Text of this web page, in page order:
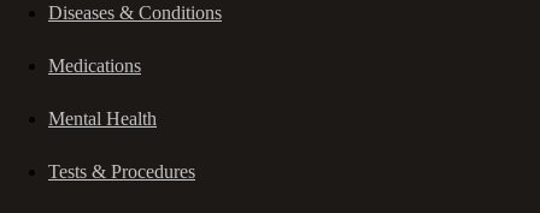
Diseases & Conditions
Medications
Mental Health
Tests & Procedures